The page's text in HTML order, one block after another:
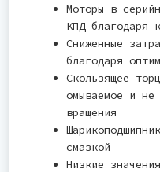
Моторы в
КПД благодаря
Сниженные
благодаря
Скользящее
омываемое и не
вращения
смазкой
Низкие